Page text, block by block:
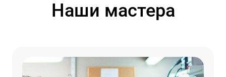
Наши мастера